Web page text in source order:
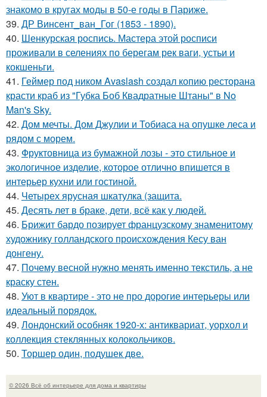
знакомо в кругах моды в 50-е годы в Париже.
39. ДР Винсент_ван_Гог (1853 - 1890).
40. Шенкурская роспись. Мастера этой росписи
проживали в селениях по берегам рек ваги, устьи и
кокшеньги.
41. Геймер под ником Avaslash создал копию ресторана
красти краб из "Губка Боб Квадратные Штаны" в No
Man's Sky.
42. Дом мечты. Дом Джулии и Тобиаса на опушке леса и
рядом с морем.
43. Фруктовница из бумажной лозы - это стильное и
экологичное изделие, которое отлично впишется в
интерьер кухни или гостиной.
44. Четырех ярусная шкатулка (защита.
45. Десять лет в браке, дети, всё как у людей.
46. Брижит бардо позирует французскому знаменитому
художнику голландского происхождения Кесу ван
донгену.
47. Почему весной нужно менять именно текстиль, а не
краску стен.
48. Уют в квартире - это не про дорогие интерьеры или
идеальный порядок.
49. Лондонский особняк 1920-х: антиквариат, уорхол и
коллекция стеклянных колокольчиков.
50. Торшер один, подушек две.
© 2026 Всё об интерьере для дома и квартиры